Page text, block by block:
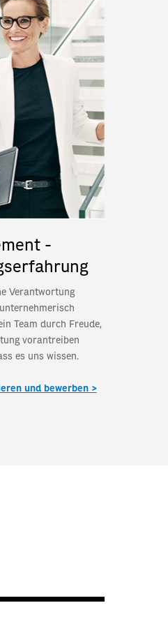
-
Verantwortung
Team durch Freude,
vorantreiben
es uns wissen.
und bewerben >